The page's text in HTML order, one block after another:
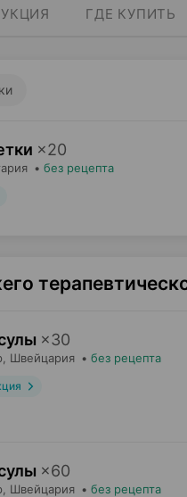
ГДЕ КУПИТЬ
×20
• без рецепта
×30
, Швейцария • без рецепта
×60
, Швейцария • без рецепта